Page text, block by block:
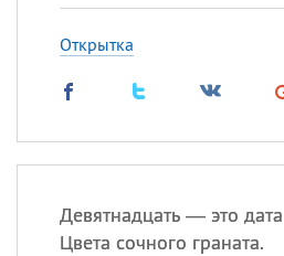
Открытка
Девятнадцать — это дата
Цвета сочного граната.